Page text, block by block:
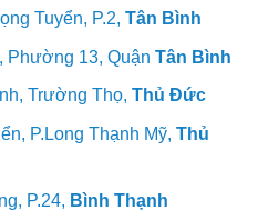
Tuyển, P.2, Tân Bình
Phường 13, Quận Tân Bình
Trường Thọ, Thủ Đức
P.Long Thạnh Mỹ, Thủ
P.24, Bình Thạnh